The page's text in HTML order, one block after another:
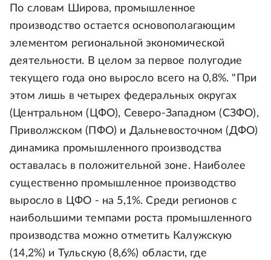
По словам Широва, промышленное
производство остается основополагающим
элементом региональной экономической
деятельности. В целом за первое полугодие
текущего года оно выросло всего на 0,8%. "При
этом лишь в четырех федеральных округах
(Центральном (ЦФО), Северо-Западном (СЗФО),
Приволжском (ПФО) и Дальневосточном (ДФО)
динамика промышленного производства
оставалась в положительной зоне. Наиболее
существенно промышленное производство
выросло в ЦФО - на 5,1%. Среди регионов с
наибольшими темпами роста промышленного
производства можно отметить Калужскую
(14,2%) и Тульскую (8,6%) области, где